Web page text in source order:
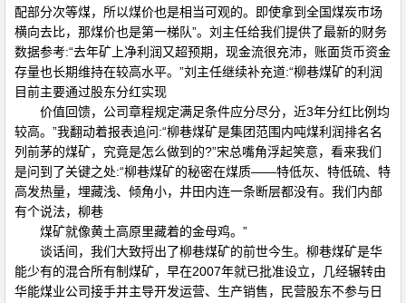
配部分次等煤，所以煤价也是相当可观的。即使拿到全国煤炭市场
横向去比，那煤价也是第一梯队”。刘主任给我们提供了最新的财务
数据参考:“去年矿上净利润又超预期，现金流很充沛，账面货币资金
存量也长期维持在较高水平。”刘主任继续补充道:“柳巷煤矿的利润
目前主要通过股东分红实现
价值回馈，公司章程规定满足条件应分尽分，近3年分红比例均
较高。”我翻动着报表追问:“柳巷煤矿是集团范围内吨煤利润排名名
列前茅的煤矿，究竟是怎么做到的?”宋总嘴角浮起笑意，看来我们
是问到了关键之处:“柳巷煤矿的秘密在煤质——特低灰、特低硫、特
高发热量，埋藏浅、倾角小，井田内连一条断层都没有。我们内部
有个说法，柳巷
煤矿就像黄土高原里藏着的金母鸡。”
谈话间，我们大致捋出了柳巷煤矿的前世今生。柳巷煤矿是华
能少有的混合所有制煤矿，早在2007年就已批准设立，几经辗转由
华能煤业公司接手并主导开发运营、生产销售，民营股东不参与日